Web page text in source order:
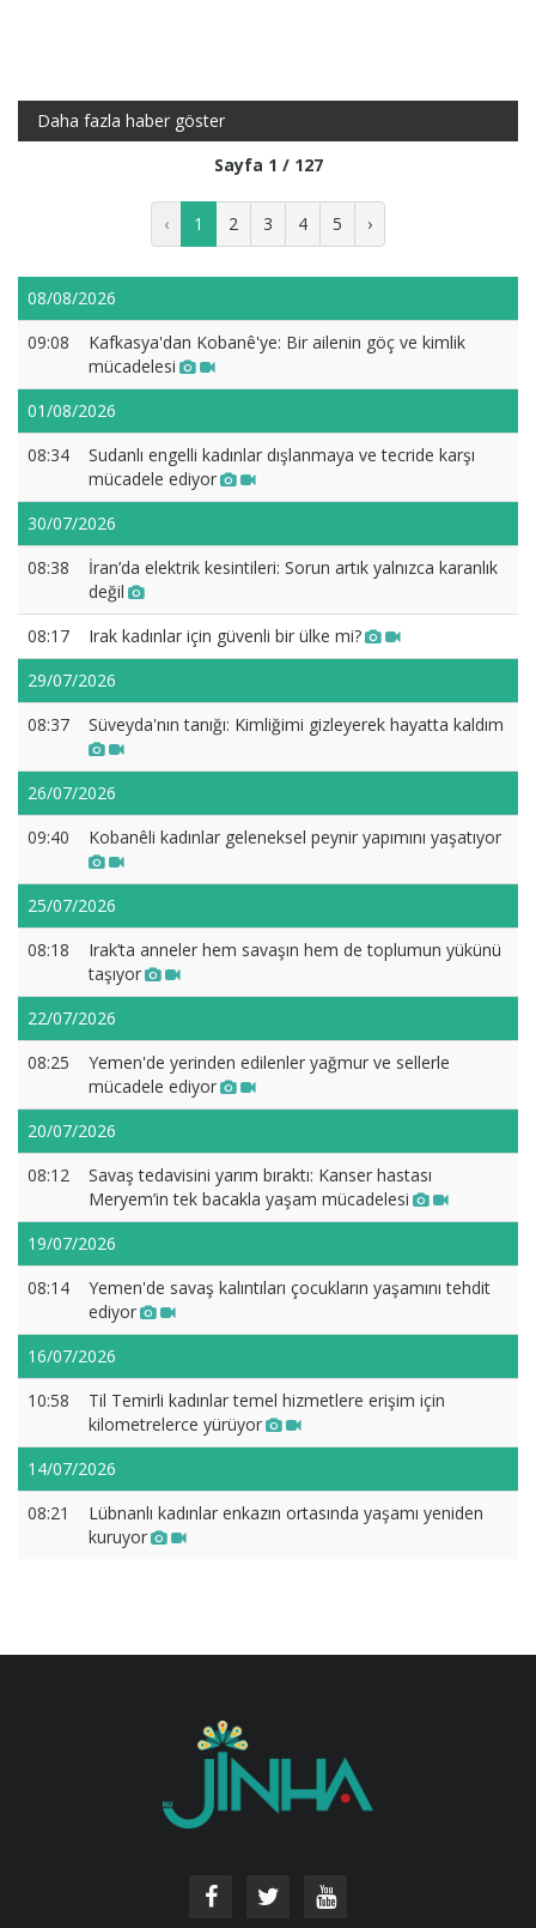
Daha fazla haber göster
Sayfa 1 / 127
‹ 1 2 3 4 5 ›
08/08/2026
09:08
Kafkasya'dan Kobanê'ye: Bir ailenin göç ve kimlik
mücadelesi
01/08/2026
08:34
Sudanlı engelli kadınlar dışlanmaya ve tecride karşı
mücadele ediyor
30/07/2026
08:38
İran’da elektrik kesintileri: Sorun artık yalnızca karanlık
değil
08:17
Irak kadınlar için güvenli bir ülke mi?
29/07/2026
08:37
Süveyda'nın tanığı: Kimliğimi gizleyerek hayatta kaldım
26/07/2026
09:40
Kobanêli kadınlar geleneksel peynir yapımını yaşatıyor
25/07/2026
08:18
Irak’ta anneler hem savaşın hem de toplumun yükünü
taşıyor
22/07/2026
08:25
Yemen'de yerinden edilenler yağmur ve sellerle
mücadele ediyor
20/07/2026
08:12
Savaş tedavisini yarım bıraktı: Kanser hastası
Meryem’in tek bacakla yaşam mücadelesi
19/07/2026
08:14
Yemen'de savaş kalıntıları çocukların yaşamını tehdit
ediyor
16/07/2026
10:58
Til Temirli kadınlar temel hizmetlere erişim için
kilometrelerce yürüyor
14/07/2026
08:21
Lübnanlı kadınlar enkazın ortasında yaşamı yeniden
kuruyor